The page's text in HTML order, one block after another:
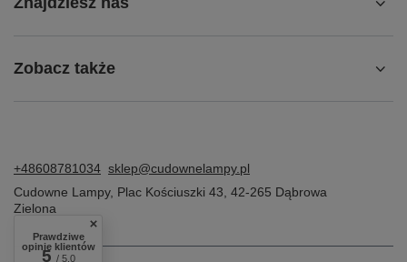
Zobacz także
+48608781034 sklep@cudownelampy.pl
Cudowne Lampy, Plac Kościuszki 43 42-265 Dąbrowa
Zielona
Prawdziwe
opinie klientów
5/ 5.0